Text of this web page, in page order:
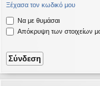
Ξέχασα τον κωδικό μου
Να με θυμάσαι
Απόκρυψη των στοιχείων